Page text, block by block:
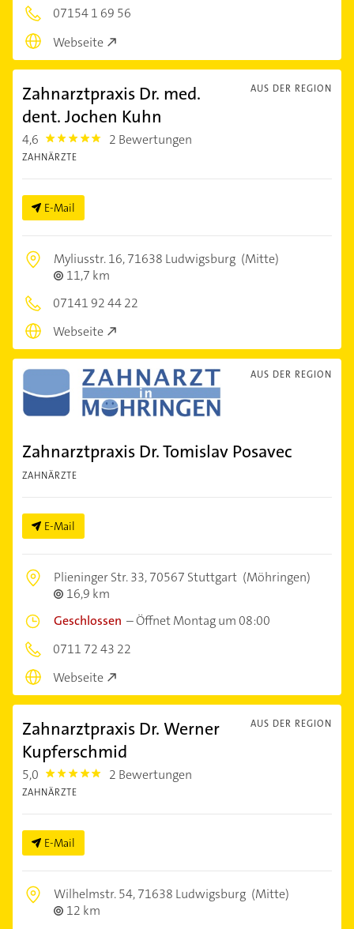
07154 1 69 56
Webseite
AUS DER REGION
Zahnarztpraxis Dr. med.
dent. Jochen Kuhn
4,6 4.6 2 Bewertungen
ZAHNÄRZTE
E-Mail
Myliusstr. 16,71638 Ludwigsburg (Mitte)
11,7 km
07141 92 44 22
Webseite
AUS DER REGION
Zahnarztpraxis Dr. Tomislav Posavec
ZAHNÄRZTE
E-Mail
Plieninger Str. 33,70567 Stuttgart (Möhringen)
16,9 km
Geschlossen –Öffnet Montag um 08:00
0711 72 43 22
Webseite
AUS DER REGION
Zahnarztpraxis Dr. Werner
Kupferschmid
5,0 5.0 2 Bewertungen
ZAHNÄRZTE
E-Mail
Wilhelmstr. 54,71638 Ludwigsburg (Mitte)
12 km